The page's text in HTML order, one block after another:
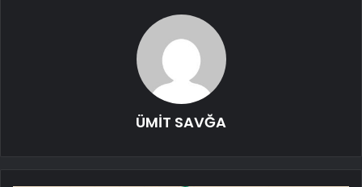
ÜMİT SAVĞA